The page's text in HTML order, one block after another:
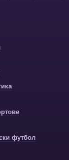
футбол